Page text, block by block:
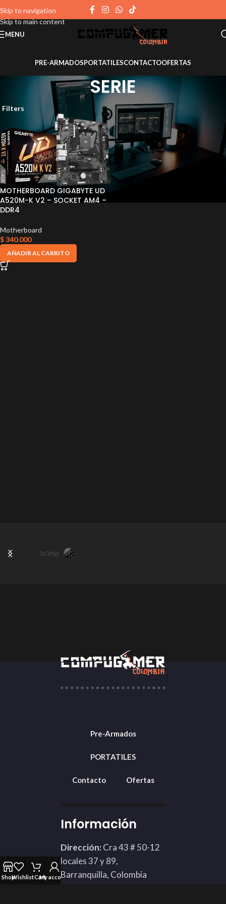
Skip to navigation
Skip to main content
MENU
PRE-ARMADOSPORTATILESCONTACTOOFERTAS
SERIE
Filters
MOTHERBOARD GIGABYTE UD
A520M-K V2 – SOCKET AM4 –
DDR4
Motherboard
$340.000
AÑADIR AL CARRITO
Pre-Armados
PORTATILES
Contacto Ofertas
Información
Dirección: Cra 43 # 50-12
locales 37 y 89,
Barranquilla, Colombia
ShopWishlistCartMy account